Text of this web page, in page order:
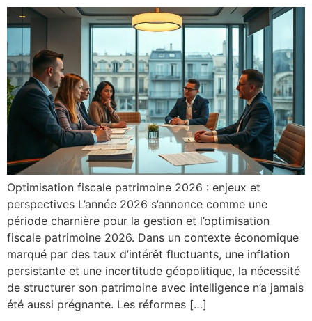
Optimisation fiscale patrimoine 2026 : enjeux et
perspectives L’année 2026 s’annonce comme une
période charnière pour la gestion et l’optimisation
fiscale patrimoine 2026. Dans un contexte économique
marqué par des taux d’intérêt fluctuants, une inflation
persistante et une incertitude géopolitique, la nécessité
de structurer son patrimoine avec intelligence n’a jamais
été aussi prégnante. Les réformes […]